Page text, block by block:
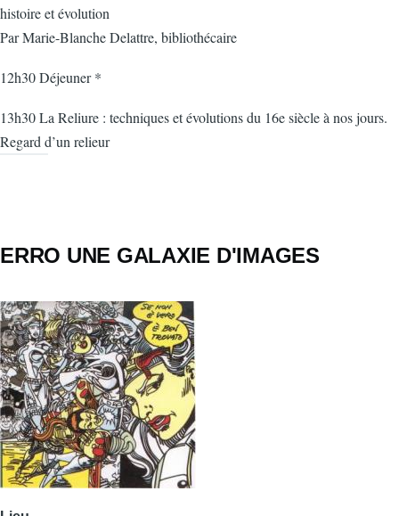
histoire et évolution
Par Marie-Blanche Delattre, bibliothécaire
12h30 Déjeuner *
13h30 La Reliure : techniques et évolutions du 16e siècle à nos jours.
Regard d’un relieur
ERRO UNE GALAXIE D'IMAGES